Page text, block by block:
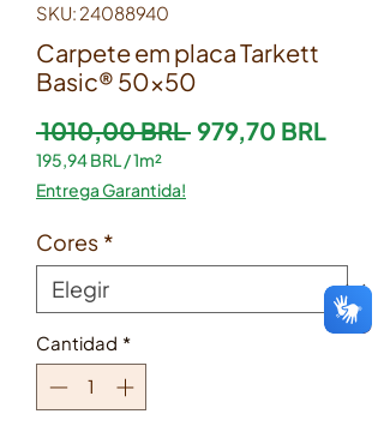
SKU: 24088940
Carpete em placa Tarkett
Basic® 50x50
1010,00 BRL Precio
979,70 BRL
195,94 BRL/1m²
195,94 BRL
por
Metro
cuadrado
Entrega Garantida!
Cores *
Cantidad *